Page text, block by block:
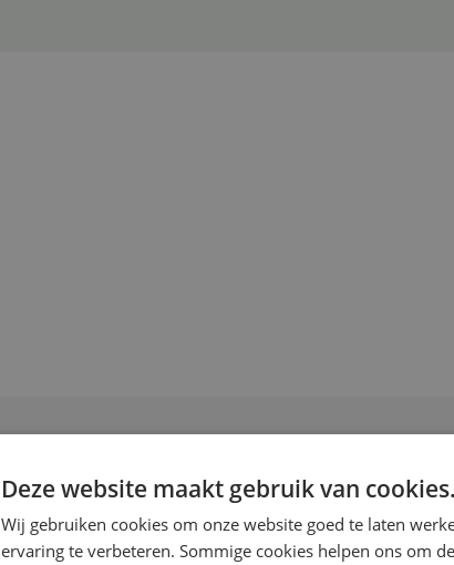
Deze website maakt gebruik van cookies.
Wij gebruiken cookies om onze website goed te laten
ervaring te verbeteren. Sommige cookies helpen ons om